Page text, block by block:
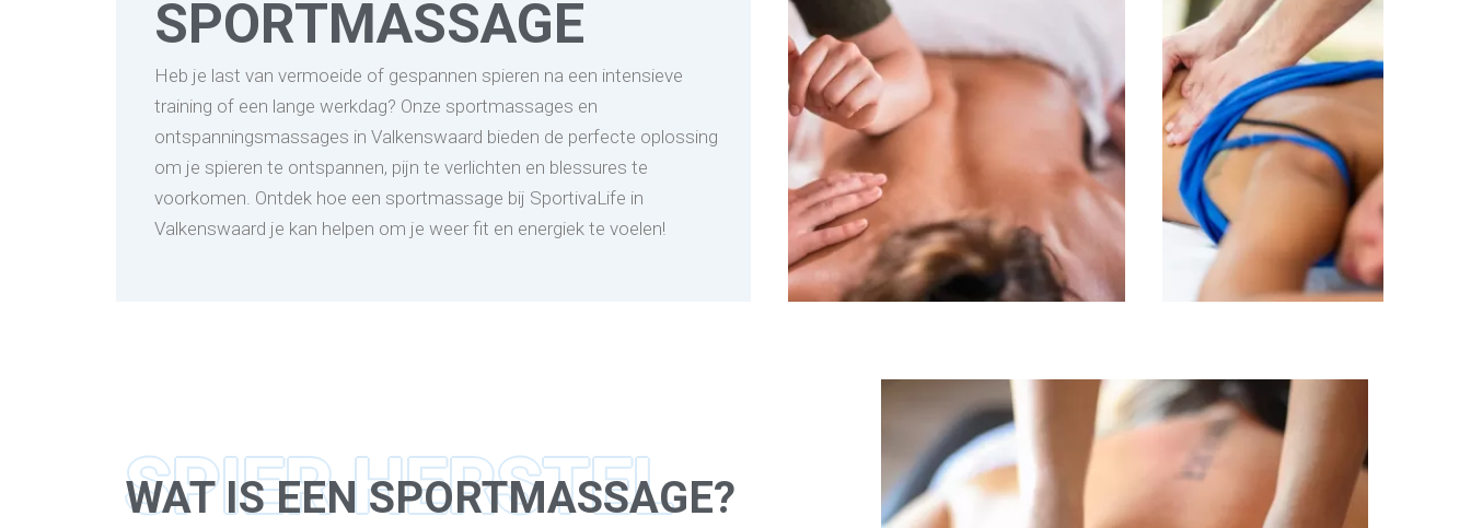
SPORTMASSAGE
Heb je last van vermoeide of gespannen spieren na een intensieve
training of een lange werkdag? Onze sportmassages en
ontspanningsmassages in Valkenswaard bieden de perfecte oplossing
om je spieren te ontspannen, pijn te verlichten en blessures te
voorkomen. Ontdek hoe een sportmassage bij SportivaLife in
Valkenswaard je kan helpen om je weer fit en energiek te voelen!
WAT IS EEN SPORTMASSAGE?
SPIER HERSTEL